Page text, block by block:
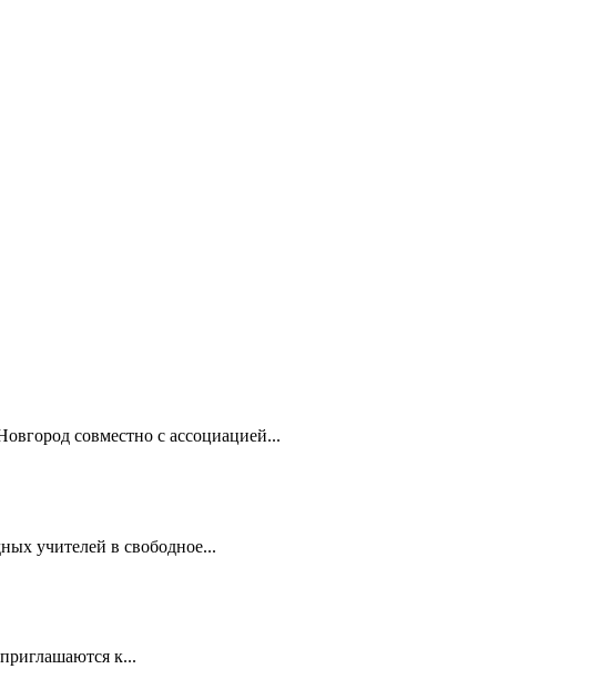
совместно с ассоциацией...
учителей в свободное...
к...